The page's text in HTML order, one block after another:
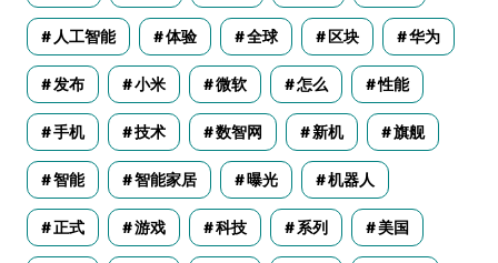
人工智能 体验 全球 区块 华为
发布 小米 微软 怎么 性能
手机 技术 数智网 新机 旗舰
智能 智能家居 曝光 机器人
正式 游戏 科技 系列 美国